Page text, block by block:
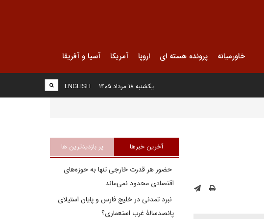
خاورمیانه پرونده هسته ای اروپا آمریکا آسیا و آفریقا
ENGLISH یکشنبه ۱۸ مرداد ۱۴۰۵
آخرین خبرها پر بازدیدترین ها
حضور هر قدرت خارجی تنها به حوزه‌های
اقتصادی محدود نمی‌ماند
نبرد تمدنی در خلیج فارس و پایان استیلای
پانصدسالۀ غرب استعماری؟